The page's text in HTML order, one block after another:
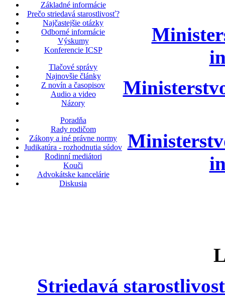
Základné informácie
Prečo striedavá starostlivosť?
Najčastejšie otázky
Odborné informácie
Výskumy
Konferencie ICSP
Tlačové správy
Najnovšie články
Z novín a časopisov
Audio a video
Názory
Poradňa
Rady rodičom
Zákony a iné právne normy
Judikatúra - rozhodnutia súdov
Rodinní mediátori
Kouči
Advokátske kancelárie
Diskusia
Striedavá